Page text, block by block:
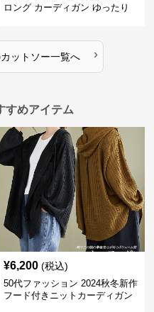
ロング カーディガン ゆったり
カットソー一覧へ ›
すめアイテム
¥6,200 (税込)
50代ファッション 2024秋冬新作
フード付きニットカーディガン